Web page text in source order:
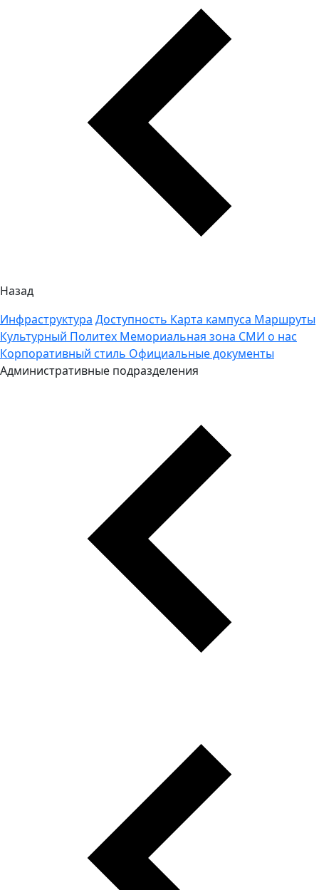
Назад
Инфраструктура Доступность Карта кампуса Маршруты
Культурный Политех Мемориальная зона СМИ о нас
Корпоративный стиль Официальные документы
Административные подразделения